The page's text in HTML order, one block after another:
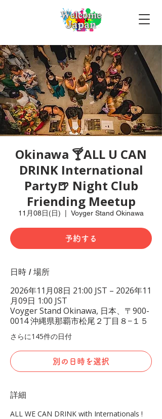
Okinawa 🍸ALL U CAN
DRINK International
Party🍺 Night Club
Friending Meetup
11月08日(日) Voyger Stand Okinawa
予約する
日時 / 場所
2026年11月08日 21:00 JST – 2026年11
月09日 1:00 JST
Voyger Stand Okinawa, 日本、〒900-
0014 沖縄県那覇市松尾２丁目８−１５
さらに145件の日付
別の日時を選択
詳細
ALL WE CAN DRINK with Internationals !